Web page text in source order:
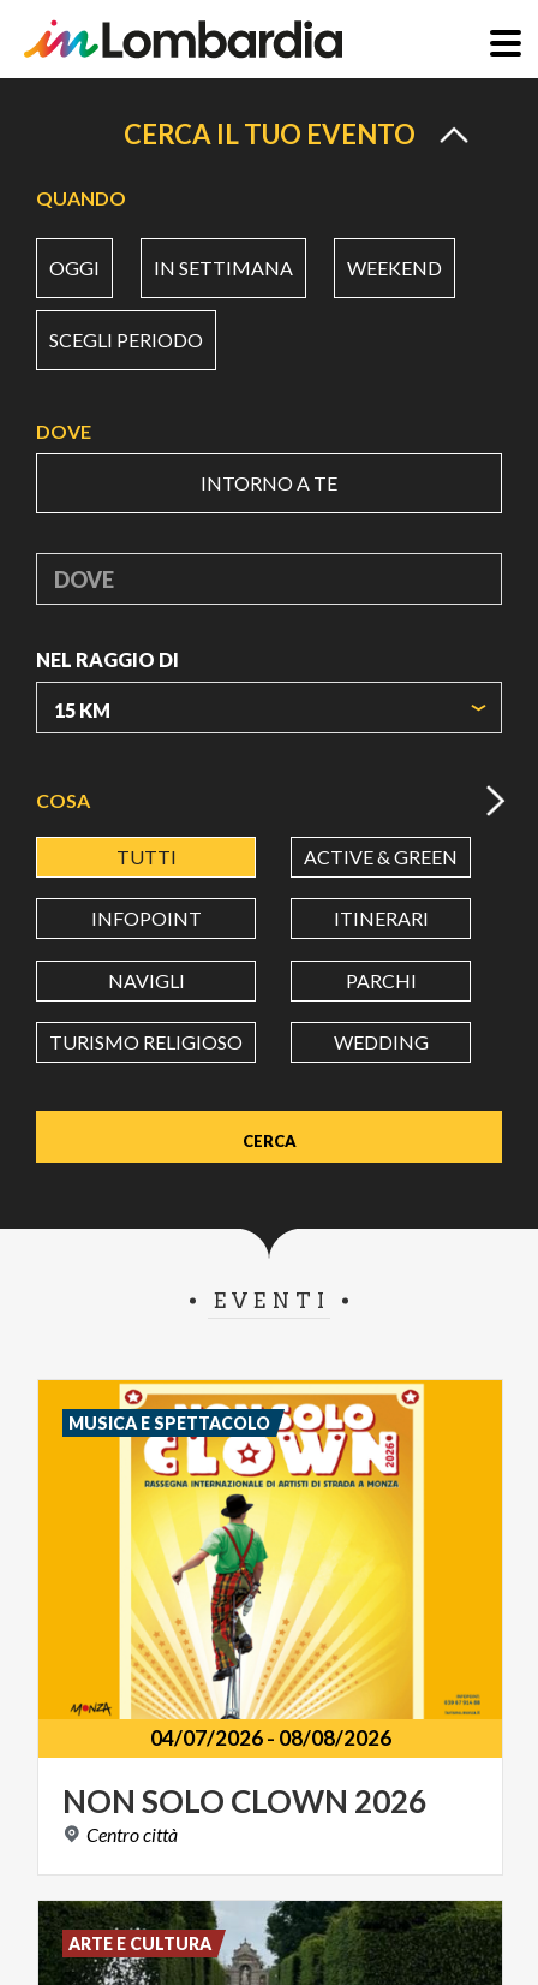
principale
CERCA IL TUO EVENTO
QUANDO
OGGI IN SETTIMANA WEEKEND
SCEGLI PERIODO
DOVE
INTORNO A TE
DOVE
NEL RAGGIO DI
LATITUDINE
LONGITUDINE
Value in decimal degrees. Use dot (.) as decimal separator.
COSA
TUTTI ACTIVE & GREEN
INFOPOINT ITINERARI
NAVIGLI PARCHI
TURISMO RELIGIOSO WEDDING
EVENTI
04/07/2026- 08/08/2026
NON SOLO CLOWN 2026
Centrocittà
MUSICA E SPETTACOLO
ARTE E CULTURA